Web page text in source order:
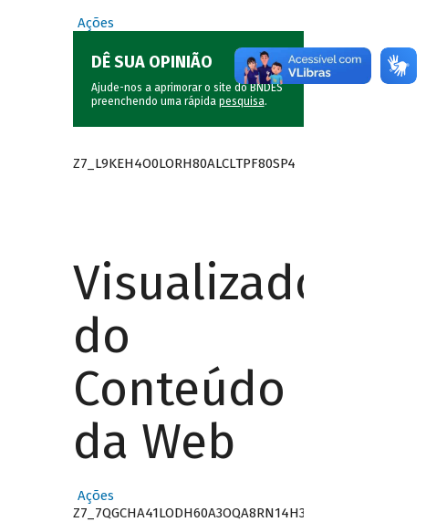
Ações
DÊ SUA OPINIÃO
Ajude-nos a aprimorar o site do BNDES
preenchendo uma rápida pesquisa.
Z7_L9KEH4O0LORH80ALCLTPF80SP4
Visualizador
do
Conteúdo
da Web
Ações
Z7_7QGCHA41LODH60A3OQA8RN14H3